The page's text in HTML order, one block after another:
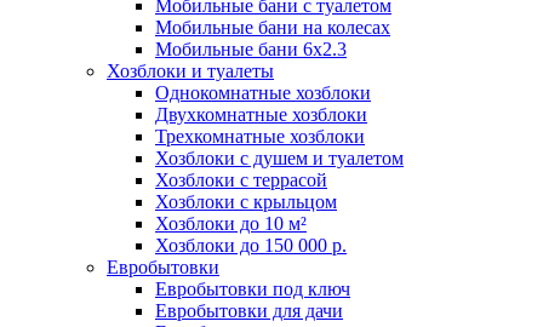
Мобильные бани с туалетом
Мобильные бани на колесах
Мобильные бани 6х2.3
Хозблоки и туалеты
Однокомнатные хозблоки
Двухкомнатные хозблоки
Трехкомнатные хозблоки
Хозблоки с душем и туалетом
Хозблоки с террасой
Хозблоки с крыльцом
Хозблоки до 10 м²
Хозблоки до 150 000 р.
Евробытовки
Евробытовки под ключ
Евробытовки для дачи
Блок-контейнеры для дачи
Блок-контейнеры с отделкой
Блок-контейнеры с тамбуром
Блок-контейнеры утепленные
Блок-контейнеры под ключ
Блок-контейнер 2 м
Блок-контейнеры дачные
Блок-контейнеры с окнами
Блок-контейнеры без окон
Блок-контейнеры с печкой
Блок-контейнеры с навесом
Блок-контейнеры из вагонки
Модульные бытовки
Модульные бытовки металлические
Модульные бытовки деревянные
Модульные бытовки для дачи
Сантехнические бытовки
Сантехнические блок-контейнеры
Пост охраны